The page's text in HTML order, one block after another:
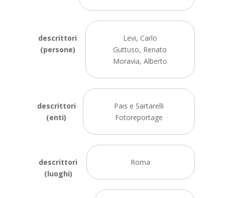
descrittori
(persone)
Levi, Carlo
Guttuso, Renato
Moravia, Alberto
descrittori
(enti)
Pais e Sartarelli
Fotoreportage
descrittori
(luoghi)
Roma